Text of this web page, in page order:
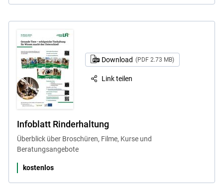
Download (PDF 2.73 MB)
Link teilen
Infoblatt Rinderhaltung
Überblick über Broschüren, Filme, Kurse und
Beratungsangebote
kostenlos